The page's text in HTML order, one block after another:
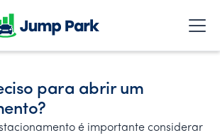
para abrir um
é importante considerar